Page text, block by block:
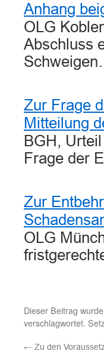
Anhang
OLG
Abschluss
Zur Frage
Mitteilung
BGH,
Frage der
Zur
OLG
Dieser Beitrag
verschlagwortet.
← Zu den